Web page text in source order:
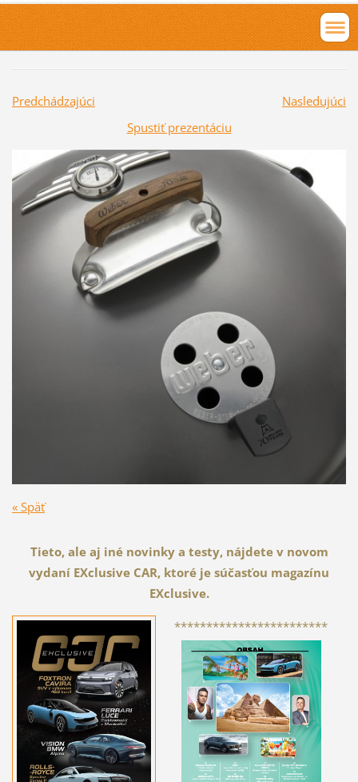
Predchádzajúci
Nasledujúci
Spustiť prezentáciu
« Späť
Tieto, ale aj iné novinky a testy, nájdete v novom
vydaní EXclusive CAR, ktoré je súčasťou magazínu
EXclusive.
************************